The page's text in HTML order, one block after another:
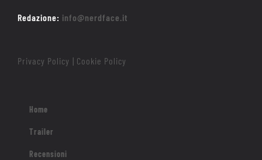
Redazione: info@nerdface.it
Privacy Policy | Cookie Policy
Home
Trailer
Recensioni